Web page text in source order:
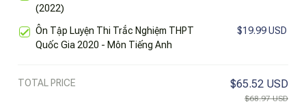
(2022)
Ôn Tập Luyện Thi Trắc Nghiệm THPT
Quốc Gia 2020 - Môn Tiếng Anh
$19.99 USD
TOTAL PRICE $65.52 USD
$68.97 USD